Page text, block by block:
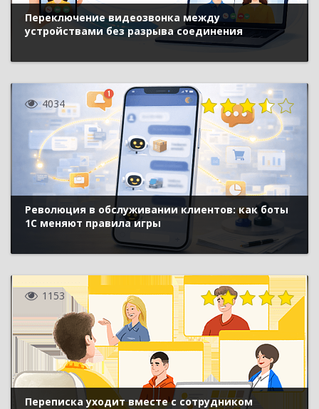
Переключение видеозвонка между
устройствами без разрыва соединения
4034
Революция в обслуживании клиентов: как боты
1С меняют правила игры
1153
Переписка уходит вместе с сотрудником